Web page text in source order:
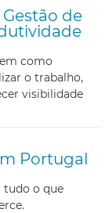
de
como
o trabalho,
visibilidade
Portugal
tudo o que